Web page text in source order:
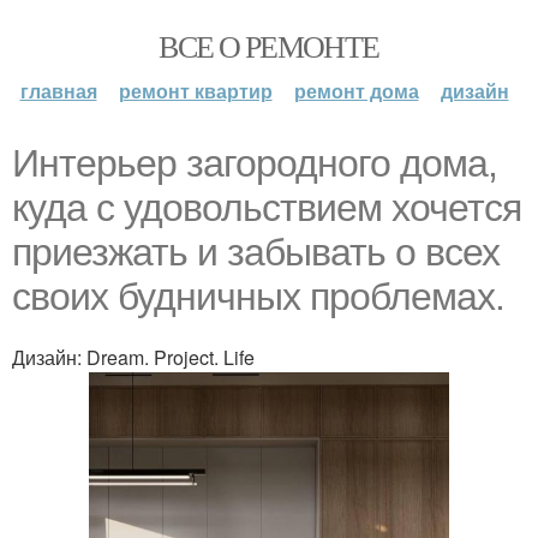
ВСЕ О РЕМОНТЕ
главная ремонт квартир ремонт дома дизайн
Интерьер загородного дома,
куда с удовольствием хочется
приезжать и забывать о всех
своих будничных проблемах.
Дизайн: Dream. Project. Life